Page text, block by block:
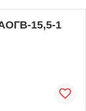
15,5-1